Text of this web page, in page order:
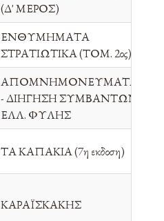
(Δ' ΜΕΡΟΣ)
ΕΝΘΥΜΗΜΑΤΑ
ΣΤΡΑΤΙΩΤΙΚΑ (ΤΟΜ. 2ος)
ΑΠΟΜΝΗΜΟΝΕΥΜΑΤΑ
- ΔΙΗΓΗΣΗ ΣΥΜΒΑΝΤΩΝ
ΕΛΛ. ΦΥΛΗΣ
ΤΑ ΚΑΠΑΚΙΑ (7η εκδοση)
ΚΑΡΑΪΣΚΑΚΗΣ